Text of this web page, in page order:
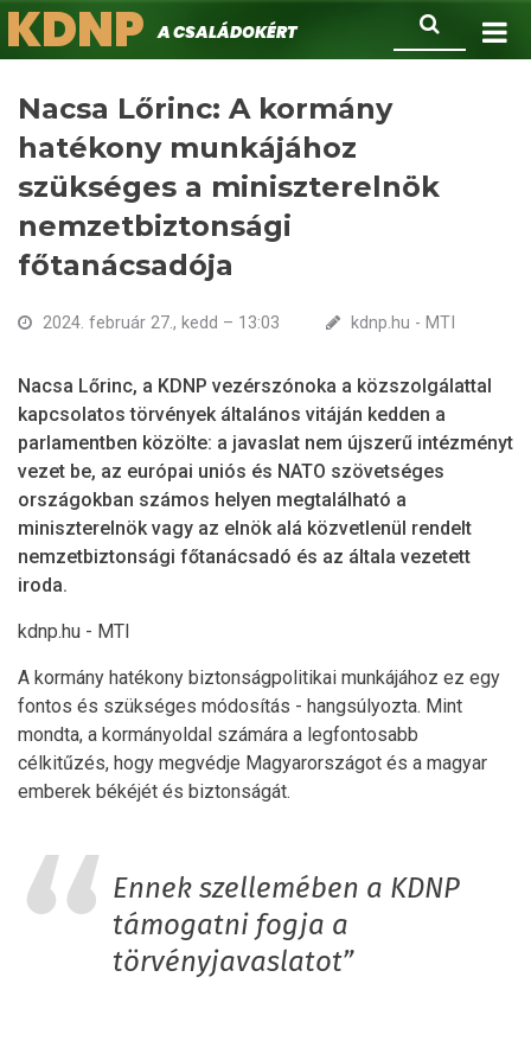
Ugrás
a
Keresés
KDNPA családokért.
Nacsa Lőrinc: A kormány
hatékony munkájához
szükséges a miniszterelnök
nemzetbiztonsági
főtanácsadója
2024. február 27., kedd – 13:03 kdnp.hu - MTI
Nacsa Lőrinc, a KDNP vezérszónoka a közszolgálattal
kapcsolatos törvények általános vitáján kedden a
parlamentben közölte: a javaslat nem újszerű intézményt
vezet be, az európai uniós és NATO szövetséges
országokban számos helyen megtalálható a
miniszterelnök vagy az elnök alá közvetlenül rendelt
nemzetbiztonsági főtanácsadó és az általa vezetett
iroda.
kdnp.hu - MTI
A kormány hatékony biztonságpolitikai munkájához ez egy
fontos és szükséges módosítás - hangsúlyozta. Mint
mondta, a kormányoldal számára a legfontosabb
célkitűzés, hogy megvédje Magyarországot és a magyar
emberek békéjét és biztonságát.
Ennek szellemében a KDNP
támogatni fogja a
törvényjavaslatot”